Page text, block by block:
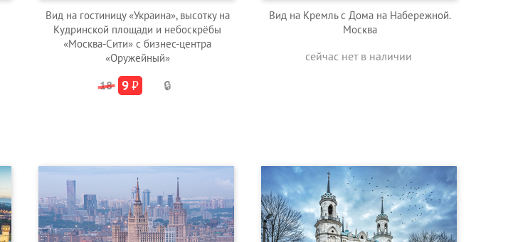
Вид на гостиницу «Украина», высотку на
Кудринской площади и небоскрёбы
«Москва-Сити» с бизнес-центра
«Оружейный»
18 9₽ 🔒
Вид на Кремль с Дома на Набережной.
Москва
сейчас нет в наличии